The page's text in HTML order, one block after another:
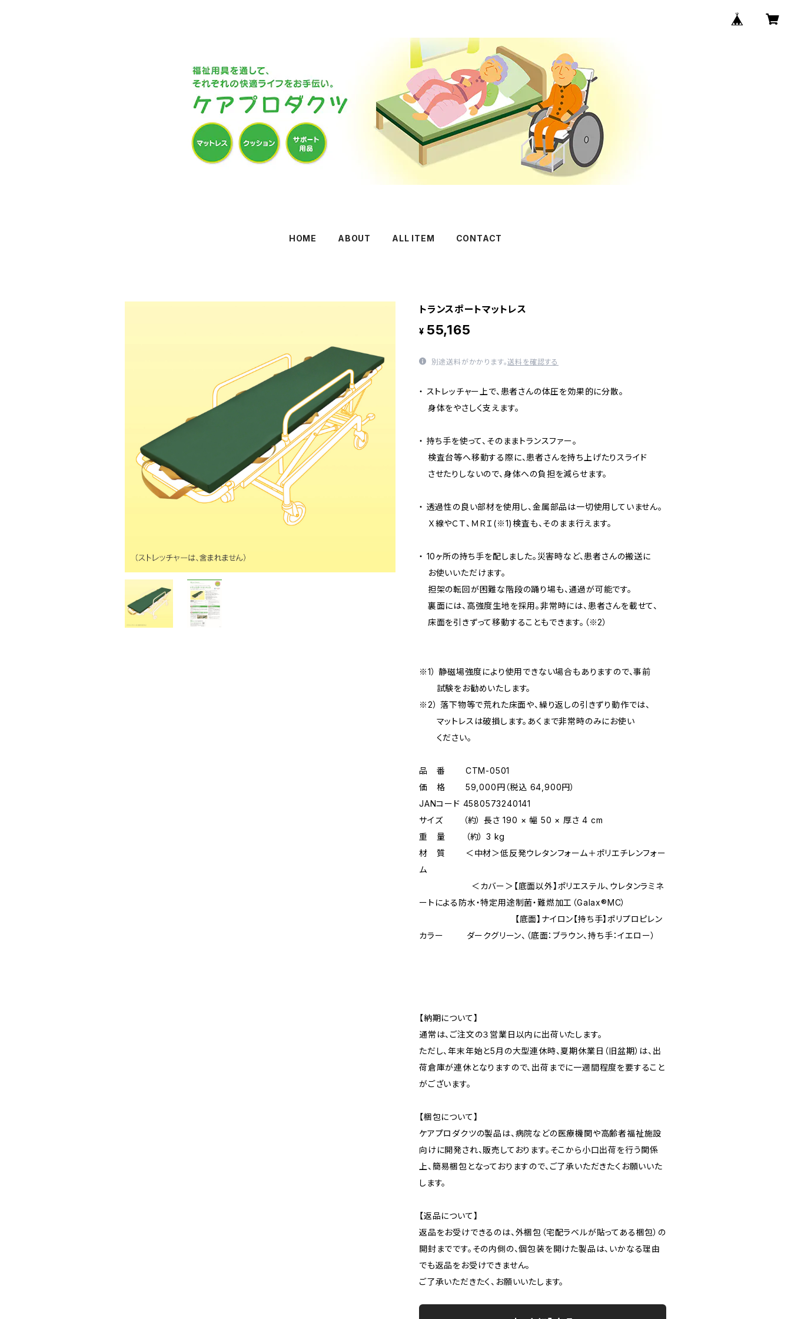
HOME ABOUT ALL ITEM CONTACT
トランスポートマットレス
¥ 55,165
別途送料がかかります。送料を確認する
・ ストレッチャー上で、患者さんの体圧を効果的に分散。
身体をやさしく支えます。
・ 持ち手を使って、そのままトランスファー。
検査台等へ移動する際に、患者さんを持ち上げたりスライド
させたりしないので、身体への負担を減らせます。
・ 透過性の良い部材を使用し、金属部品は一切使用していません。
Ｘ線やＣＴ、ＭＲＩ(※1)検査も、そのまま行えます。
・ 10ヶ所の持ち手を配しました。災害時など、患者さんの搬送に
お使いいただけます。
担架の転回が困難な階段の踊り場も、通過が可能です。
裏面には、高強度生地を採用。非常時には、患者さんを載せて、
床面を引きずって移動することもできます。（※2）
※1） 静磁場強度により使用できない場合もありますので、事前
試験をお勧めいたします。
※2） 落下物等で荒れた床面や、繰り返しの引きずり動作では、
マットレスは破損します。あくまで非常時のみにお使い
ください。
品 番 CTM-0501
価 格 59,000円（税込 64,900円）
JANコード 4580573240141
サイズ （約） 長さ 190 × 幅 50 × 厚さ 4 cm
重 量 （約） 3 kg
材 質 ＜中材＞低反発ウレタンフォーム＋ポリエチレンフォー
ム
＜カバー＞【底面以外】ポリエステル、ウレタンラミネ
ートによる防水・特定用途制菌・難燃加工（Galax®MC）
【底面】ナイロン【持ち手】ポリプロピレン
カラー ダークグリーン、（底面：ブラウン、持ち手：イエロー）
【納期について】
通常は、ご注文の３営業日以内に出荷いたします。
ただし、年末年始と5月の大型連休時、夏期休業日（旧盆期）は、出
荷倉庫が連休となりますので、出荷までに一週間程度を要すること
がございます。
【梱包について】
ケアプロダクツの製品は、病院などの医療機関や高齢者福祉施設
向けに開発され、販売しております。そこから小口出荷を行う関係
上、簡易梱包となっておりますので、ご了承いただきたくお願いいた
します。
【返品について】
返品をお受けできるのは、外梱包（宅配ラベルが貼ってある梱包）の
開封までです。その内側の、個包装を開けた製品は、いかなる理由
でも返品をお受けできません。
ご了承いただきたく、お願いいたします。